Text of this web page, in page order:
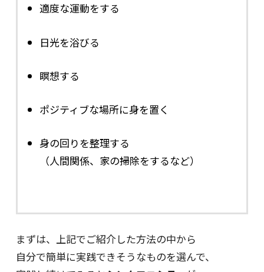
適度な運動をする
日光を浴びる
瞑想する
ポジティブな場所に身を置く
身の回りを整理する
（人間関係、家の掃除をするなど）
まずは、上記でご紹介した方法の中から
自分で簡単に実践できそうなものを選んで、